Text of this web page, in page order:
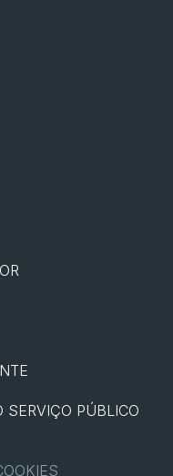
SERVIÇO PÚBLICO